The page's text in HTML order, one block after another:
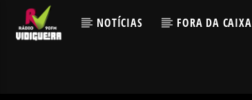
NOTÍCIAS FORA DA CAIXA